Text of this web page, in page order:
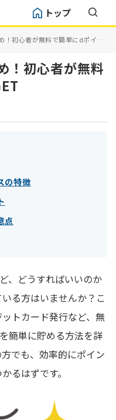
トップ
！初心者が無料で簡単にdポイン
！初心者が無料
の特徴
点
、どうすればいいのか
る方はいませんか？こ
トカード発行など、無
簡単に貯める方法を詳
でも、効率的にポイン
るはずです。